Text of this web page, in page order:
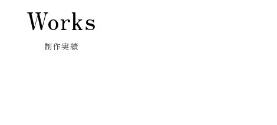
Works
制作実績